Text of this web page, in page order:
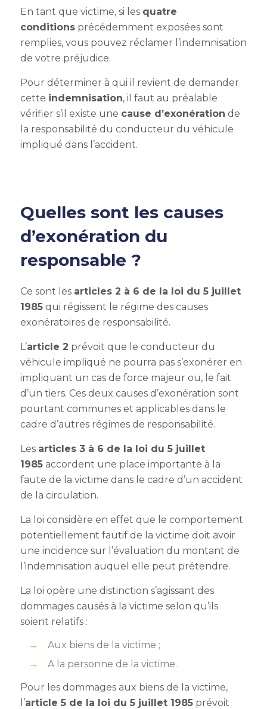
En tant que victime, si les quatre
conditionsprécédemment exposées sont
remplies, vous pouvez réclamer l’indemnisation
de votre préjudice.
Pour déterminer à qui il revient de demander
cette indemnisation, il faut au préalable
vérifier s’il existe une cause d’exonération de
la responsabilité du conducteur du véhicule
impliqué dans l’accident.
Quelles sont les causes
d’exonération du
responsable ?
Ce sont les articles 2 à 6 de la loi du 5 juillet
1985qui régissent le régime des causes
exonératoires de responsabilité.
L’article 2 prévoit que le conducteur du
véhicule impliqué ne pourra pas s’exonérer en
impliquant un cas de force majeur ou, le fait
d’un tiers. Ces deux causes d’exonération sont
pourtant communes et applicables dans le
cadre d’autres régimes de responsabilité.
Les articles 3 à 6 de la loi du 5 juillet
1985accordent une place importante à la
faute de la victime dans le cadre d’un accident
de la circulation.
La loi considère en effet que le comportement
potentiellement fautif de la victime doit avoir
une incidence sur l’évaluation du montant de
l’indemnisation auquel elle peut prétendre.
La loi opère une distinction s’agissant des
dommages causés à la victime selon qu’ils
soient relatifs :
Aux biens de la victime ;
A la personne de la victime.
Pour les dommages aux biens de la victime,
l’article 5 de la loi du 5 juillet 1985prévoit